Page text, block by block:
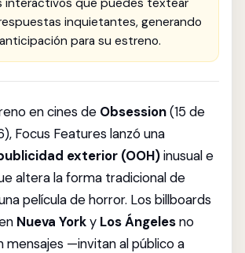
interactivos que puedes textear
inquietantes, generando
para su estreno.
en cines de Obsession(15 de
Focus Features lanzó una
exterior (OOH)inusual e
altera la forma tradicional de
película de horror. Los billboards
Nueva Yorky Los Ángelesno
mensajes —invitan al público a